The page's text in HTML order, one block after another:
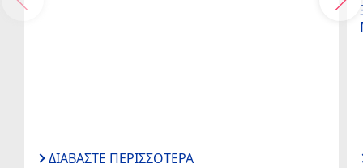
ΔΙΑΒΆΣΤΕ ΠΕΡΙΣΣΌΤΕΡΑ